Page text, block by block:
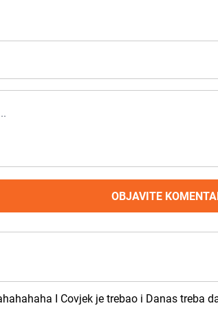
OBJAVITE
I Covjek je trebao i Danas treba